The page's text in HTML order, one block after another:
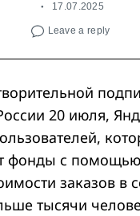
17.07.2025
Leave a reply
20 июля,
фонды с
заказов в
тысячи